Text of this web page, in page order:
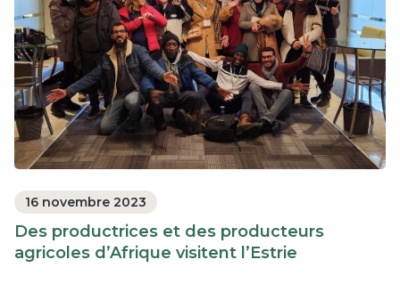
16 novembre 2023
Des productrices et des producteurs
agricoles d’Afrique visitent l’Estrie